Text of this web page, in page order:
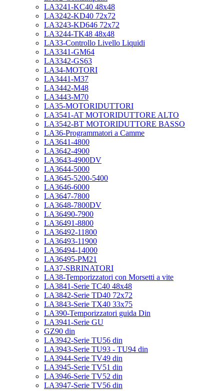
LA3241-KC40 48x48
LA3242-KD40 72x72
LA3243-KD646 72x72
LA3244-TK48 48x48
LA33-Controllo Livello Liquidi
LA3341-GM64
LA3342-GS63
LA34-MOTORI
LA3441-M37
LA3442-M48
LA3443-M70
LA35-MOTORIDUTTORI
LA3541-AT MOTORIDUTTORE ALTO
LA3542-BT MOTORIDUTTORE BASSO
LA36-Programmatori a Camme
LA3641-4800
LA3642-4900
LA3643-4900DV
LA3644-5000
LA3645-5200-5400
LA3646-6000
LA3647-7800
LA3648-7800DV
LA36490-7900
LA36491-8800
LA36492-11800
LA36493-11900
LA36494-14000
LA36495-PM21
LA37-SBRINATORI
LA38-Temporizzatori con Morsetti a vite
LA3841-Serie TC40 48x48
LA3842-Serie TD40 72x72
LA3843-Serie TX40 33x75
LA390-Temporizzatori guida Din
LA3941-Serie GU
GZ90 din
LA3942-Serie TU56 din
LA3943-Serie TU93 - TU94 din
LA3944-Serie TV49 din
LA3945-Serie TV51 din
LA3946-Serie TV52 din
LA3947-Serie TV56 din